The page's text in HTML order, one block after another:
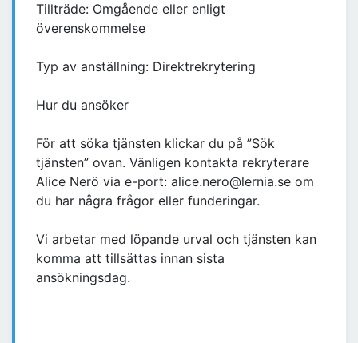
Tillträde: Omgående eller enligt
överenskommelse
Typ av anställning: Direktrekrytering
Hur du ansöker
För att söka tjänsten klickar du på ”Sök
tjänsten” ovan. Vänligen kontakta rekryterare
Alice Nerö via e-port: alice.nero@lernia.se om
du har några frågor eller funderingar.
Vi arbetar med löpande urval och tjänsten kan
komma att tillsättas innan sista
ansökningsdag.